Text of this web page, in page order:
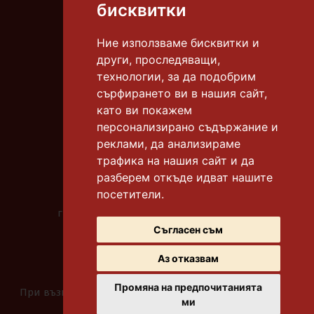
бисквитки
Ние използваме бисквитки и
други, проследяващи,
технологии, за да подобрим
сърфирането ви в нашия сайт,
като ви покажем
персонализирано съдържание и
реклами, да анализираме
трафика на нашия сайт и да
разберем откъде идват нашите
посетители.
Съгласен съм
Аз отказвам
Промяна на предпочитанията
ми
E-mail:info@tortiamadeus.com
гр. Бургас, к-с "Славейков"
тел.:0878 306 665
гр. Бургас, к-с "Славейков"
тел.:0878 306 612
гр. Бургас, к-с "Меден рудник" бл. 118
тел.:0878 306 669
гр. Бургас, ул. "Битоля"
градинката до у-ще "Бр. Миладинови"
0878 306 667
При възникване на спор, свързан с покупка онлайн,
можете да ползвате "сайта ОРС"